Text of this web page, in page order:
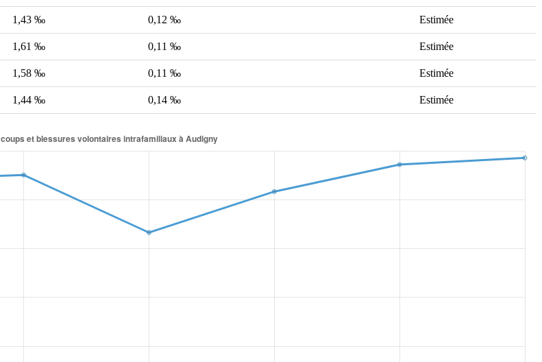
1,43 ‰ 0,12 ‰ Estimée
1,61 ‰ 0,11 ‰ Estimée
1,58 ‰ 0,11 ‰ Estimée
1,44 ‰ 0,14 ‰ Estimée